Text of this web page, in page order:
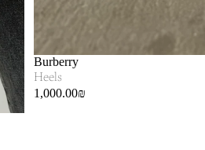
Burberry
Heels
1,000.00₪